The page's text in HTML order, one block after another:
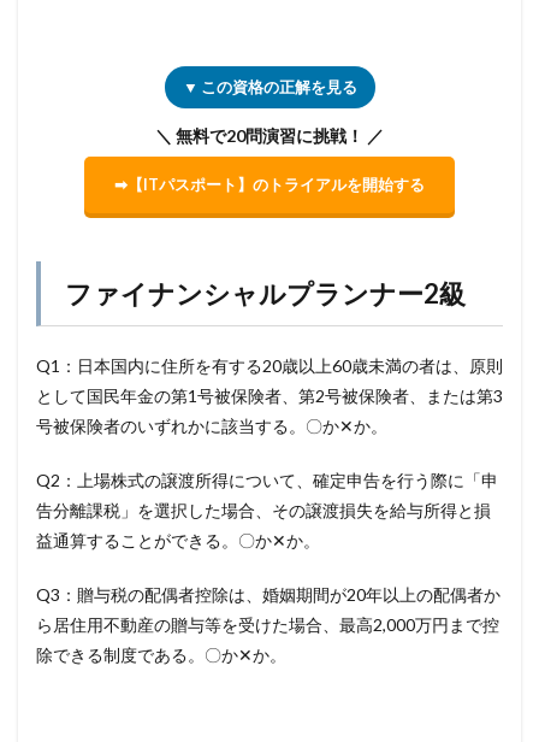
▼ この資格の正解を見る
＼ 無料で20問演習に挑戦！ ／
➡【ITパスポート】のトライアルを開始する
ファイナンシャルプランナー2級
Q1：日本国内に住所を有する20歳以上60歳未満の者は、原則
として国民年金の第1号被保険者、第2号被保険者、または第3
号被保険者のいずれかに該当する。〇か✕か。
Q2：上場株式の譲渡所得について、確定申告を行う際に「申
告分離課税」を選択した場合、その譲渡損失を給与所得と損
益通算することができる。〇か✕か。
Q3：贈与税の配偶者控除は、婚姻期間が20年以上の配偶者か
ら居住用不動産の贈与等を受けた場合、最高2,000万円まで控
除できる制度である。〇か✕か。